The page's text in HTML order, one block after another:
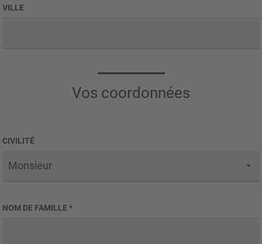
VILLE
Vos coordonnées
CIVILITÉ
Monsieur
NOM DE FAMILLE*